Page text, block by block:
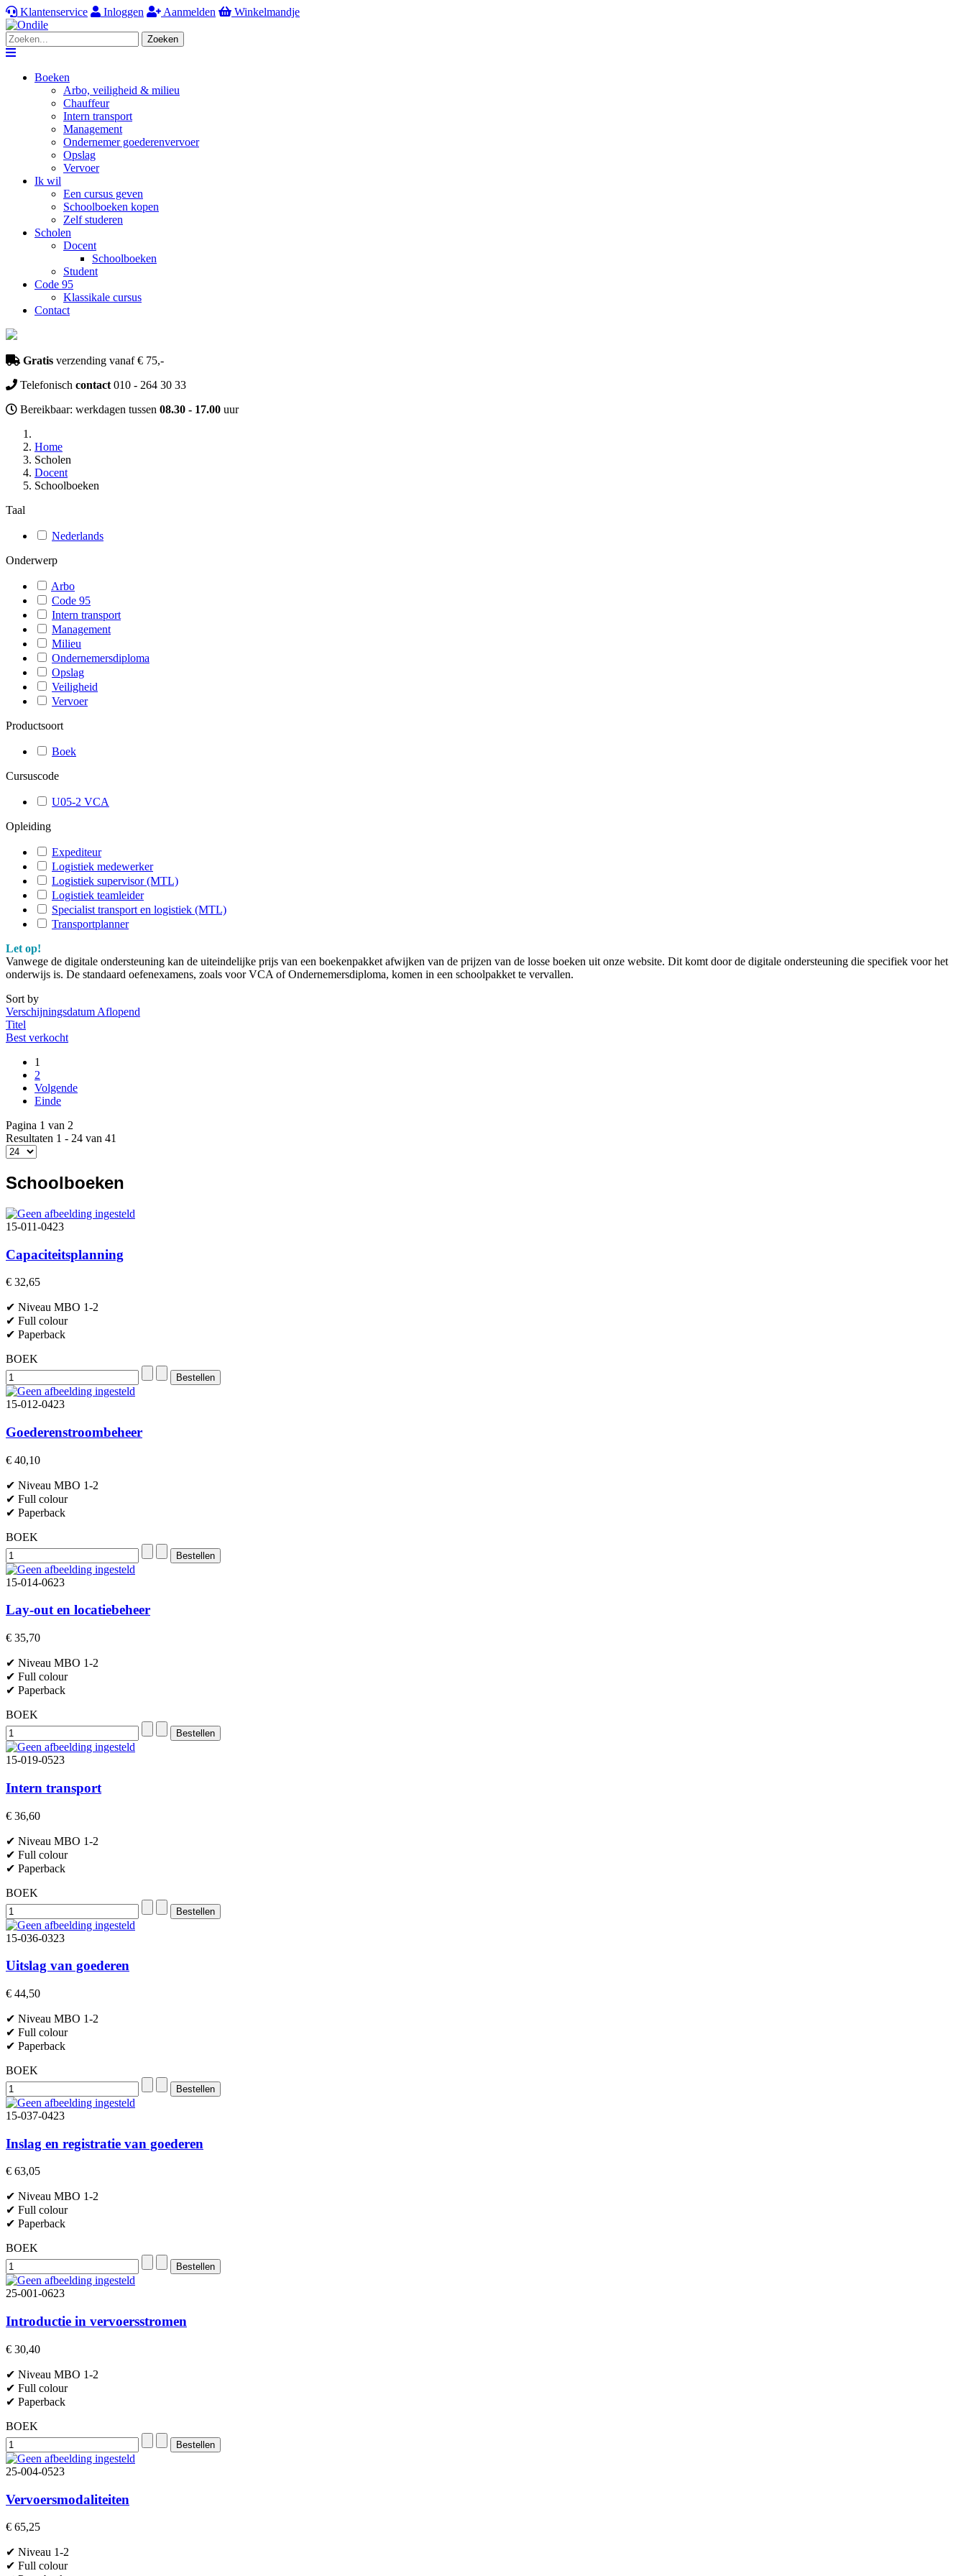
Klantenservice Inloggen Aanmelden Winkelmandje
Zoeken
Navigation
Boeken
Arbo, veiligheid & milieu
Chauffeur
Intern transport
Management
Ondernemer goederenvervoer
Opslag
Vervoer
Ik wil
Een cursus geven
Schoolboeken kopen
Zelf studeren
Scholen
Docent
Schoolboeken
Student
Code 95
Klassikale cursus
Contact
Gratis verzending vanaf € 75,-
Telefonisch contact 010 - 264 30 33
Bereikbaar: werkdagen tussen 08.30 - 17.00 uur
Home
Scholen
Docent
Schoolboeken
Taal
Nederlands
Onderwerp
Arbo
Code 95
Intern transport
Management
Milieu
Ondernemersdiploma
Opslag
Veiligheid
Vervoer
Productsoort
Boek
Cursuscode
U05-2 VCA
Opleiding
Expediteur
Logistiek medewerker
Logistiek supervisor (MTL)
Logistiek teamleider
Specialist transport en logistiek (MTL)
Transportplanner
Let op!
Vanwege de digitale ondersteuning kan de uiteindelijke prijs van een boekenpakket afwijken van de prijzen van de losse boeken uit onze website. Dit komt door de digitale ondersteuning die specifiek voor het
onderwijs is. De standaard oefenexamens, zoals voor VCA of Ondernemersdiploma, komen in een schoolpakket te vervallen.
Sort by
Verschijningsdatum Aflopend
Titel
Best verkocht
1
2
Volgende
Einde
Pagina 1 van 2
Resultaten 1 - 24 van 41
Schoolboeken
15-011-0423
Capaciteitsplanning
€ 32,65
✔ Niveau MBO 1-2
✔ Full colour
✔ Paperback
BOEK
15-012-0423
Goederenstroombeheer
€ 40,10
✔ Niveau MBO 1-2
✔ Full colour
✔ Paperback
BOEK
15-014-0623
Lay-out en locatiebeheer
€ 35,70
✔ Niveau MBO 1-2
✔ Full colour
✔ Paperback
BOEK
15-019-0523
Intern transport
€ 36,60
✔ Niveau MBO 1-2
✔ Full colour
✔ Paperback
BOEK
15-036-0323
Uitslag van goederen
€ 44,50
✔ Niveau MBO 1-2
✔ Full colour
✔ Paperback
BOEK
15-037-0423
Inslag en registratie van goederen
€ 63,05
✔ Niveau MBO 1-2
✔ Full colour
✔ Paperback
BOEK
25-001-0623
Introductie in vervoersstromen
€ 30,40
✔ Niveau MBO 1-2
✔ Full colour
✔ Paperback
BOEK
25-004-0523
Vervoersmodaliteiten
€ 65,25
✔ Niveau 1-2
✔ Full colour